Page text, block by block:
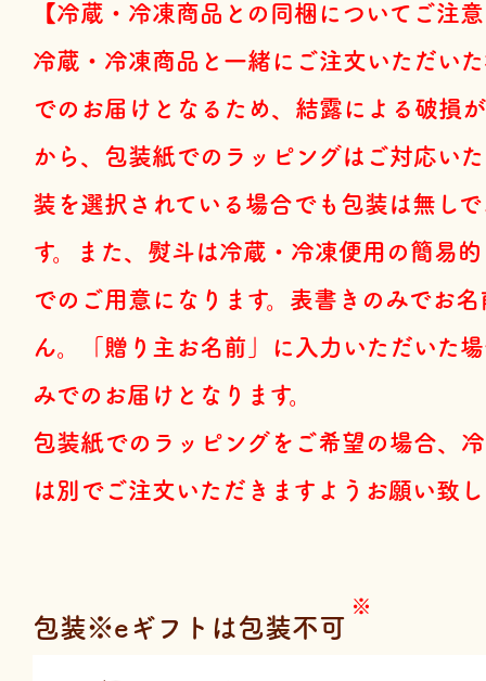
【冷蔵・冷凍商品との同梱についてご注
冷蔵・冷凍商品と一緒にご注文いただい
でのお届けとなるため、結露による破損
から、包装紙でのラッピングはご対応い
装を選択されている場合でも包装は無し
す。また、熨斗は冷蔵・冷凍便用の簡易
でのご用意になります。表書きのみでお
ん。「贈り主お名前」に入力いただいた
みでのお届けとなります。
包装紙でのラッピングをご希望の場合、
は別でご注文いただきますようお願い致し
包装※eギフトは包装不可